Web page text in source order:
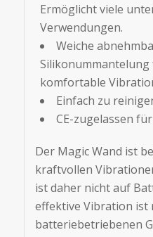
Ermöglicht viele
Verwendungen.
Weiche
komfortable
Einfach zu
CE-zugelassen
Der Magic Wand ist
kraftvollen
ist daher nicht auf
effektive Vibration ist
batteriebetriebenen